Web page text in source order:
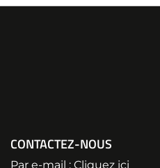
CONTACTEZ-NOUS
Par e-mail : Cliquez ici